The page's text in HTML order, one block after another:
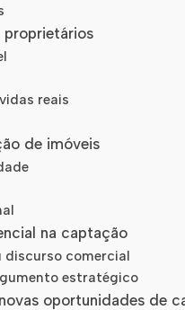
proprietários
reais
de imóveis
na captação
discurso comercial
estratégico
oportunidades de